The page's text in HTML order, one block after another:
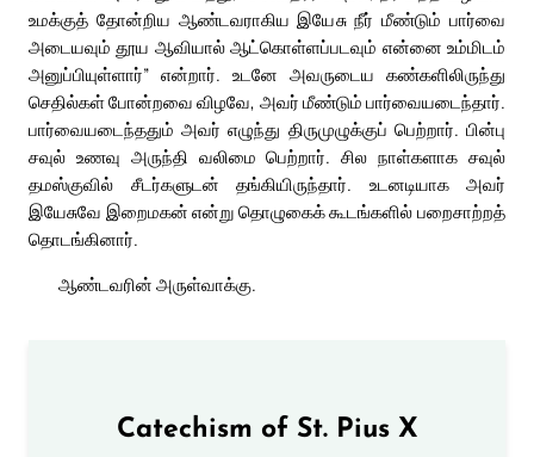
உமக்குத் தோன்றிய ஆண்டவராகிய இயேசு நீர் மீண்டும் பார்வை
அடையவும் தூய ஆவியால் ஆட்கொள்ளப்படவும் என்னை உம்மிடம்
அனுப்பியுள்ளார்” என்றார். உடனே அவருடைய கண்களிலிருந்து
செதில்கள் போன்றவை விழவே, அவர் மீண்டும் பார்வையடைந்தார்.
பார்வையடைந்ததும் அவர் எழுந்து திருமுழுக்குப் பெற்றார். பின்பு
சவுல் உணவு அருந்தி வலிமை பெற்றார். சில நாள்களாக சவுல்
தமஸ்குவில் சீடர்களுடன் தங்கியிருந்தார். உடனடியாக அவர்
இயேசுவே இறைமகன் என்று தொழுகைக் கூடங்களில் பறைசாற்றத்
தொடங்கினார்.
ஆண்டவரின் அருள்வாக்கு.
Catechism of St. Pius X